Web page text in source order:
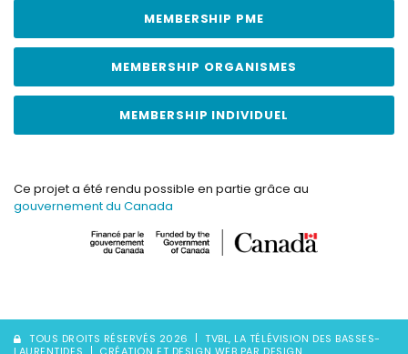
MEMBERSHIP PME
MEMBERSHIP ORGANISMES
MEMBERSHIP INDIVIDUEL
Ce projet a été rendu possible en partie grâce au
gouvernement du Canada
TOUS DROITS RÉSERVÉS 2026
TVBL, LA TÉLÉVISION DES BASSES-